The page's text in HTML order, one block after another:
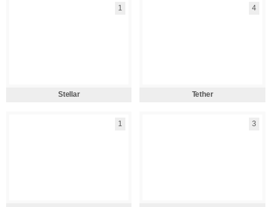
1
Stellar
4
Tether
1 3